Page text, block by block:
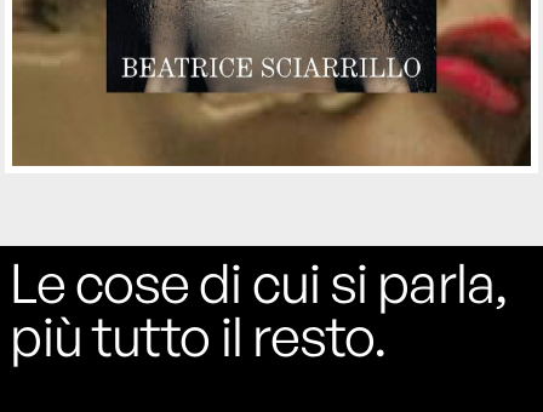
Le cose di cui si parla,
più tutto il resto.